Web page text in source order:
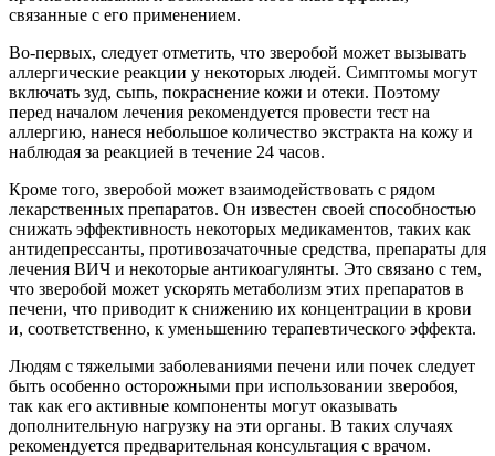
связанные с его применением.
Во-первых, следует отметить, что зверобой может вызывать
аллергические реакции у некоторых людей. Симптомы могут
включать зуд, сыпь, покраснение кожи и отеки. Поэтому
перед началом лечения рекомендуется провести тест на
аллергию, нанеся небольшое количество экстракта на кожу и
наблюдая за реакцией в течение 24 часов.
Кроме того, зверобой может взаимодействовать с рядом
лекарственных препаратов. Он известен своей способностью
снижать эффективность некоторых медикаментов, таких как
антидепрессанты, противозачаточные средства, препараты для
лечения ВИЧ и некоторые антикоагулянты. Это связано с тем,
что зверобой может ускорять метаболизм этих препаратов в
печени, что приводит к снижению их концентрации в крови
и, соответственно, к уменьшению терапевтического эффекта.
Людям с тяжелыми заболеваниями печени или почек следует
быть особенно осторожными при использовании зверобоя,
так как его активные компоненты могут оказывать
дополнительную нагрузку на эти органы. В таких случаях
рекомендуется предварительная консультация с врачом.